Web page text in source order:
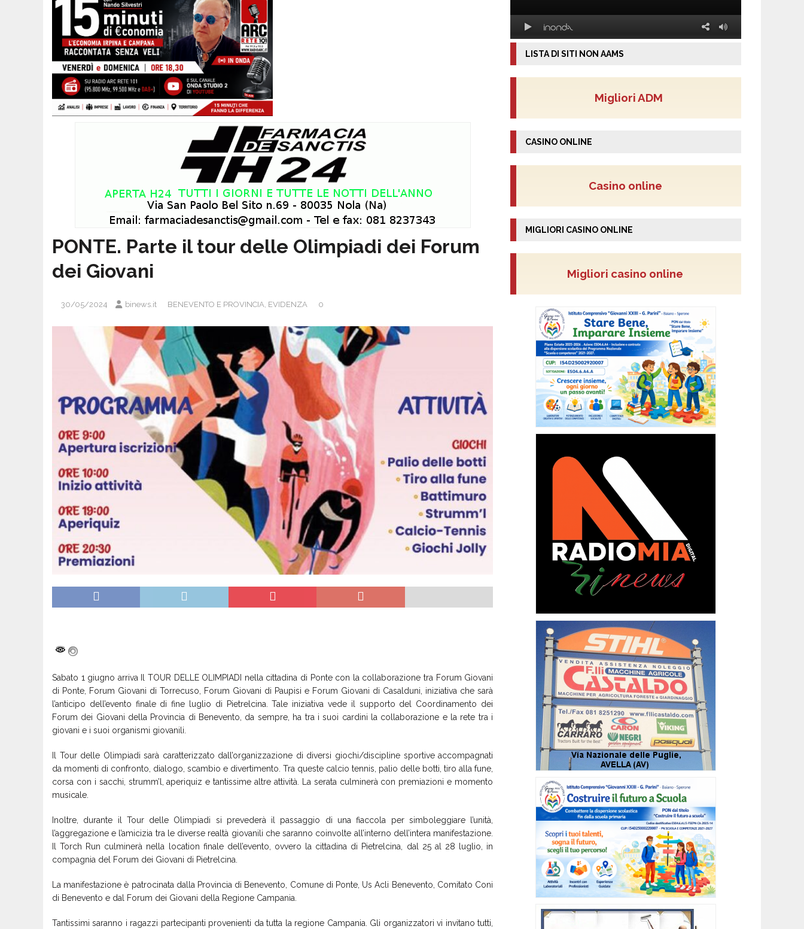
PONTE. Parte il tour delle Olimpiadi dei Forum
dei Giovani
30/05/2024 binews.it BENEVENTO E PROVINCIA, EVIDENZA 0
Sabato 1 giugno arriva Il TOUR DELLE OLIMPIADI nella cittadina di Ponte con la collaborazione tra Forum Giovani
di Ponte, Forum Giovani di Torrecuso, Forum Giovani di Paupisi e Forum Giovani di Casalduni, iniziativa che sarà
l’anticipo dell’evento finale di fine luglio di Pietrelcina. Tale iniziativa vede il supporto del Coordinamento dei
Forum dei Giovani della Provincia di Benevento, da sempre, ha tra i suoi cardini la collaborazione e la rete tra i
giovani e i suoi organismi giovanili.
Il Tour delle Olimpiadi sarà caratterizzato dall’organizzazione di diversi giochi/discipline sportive accompagnati
da momenti di confronto, dialogo, scambio e divertimento. Tra queste calcio tennis, palio delle botti, tiro alla fune,
corsa con i sacchi, strumm’l, aperiquiz e tantissime altre attività. La serata culminerà con premiazioni e momento
musicale.
Inoltre, durante il Tour delle Olimpiadi si prevederà il passaggio di una fiaccola per simboleggiare l’unità,
l’aggregazione e l’amicizia tra le diverse realtà giovanili che saranno coinvolte all’interno dell’intera manifestazione.
Il Torch Run culminerà nella location finale dell’evento, ovvero la cittadina di Pietrelcina, dal 25 al 28 luglio, in
compagnia del Forum dei Giovani di Pietrelcina.
La manifestazione è patrocinata dalla Provincia di Benevento, Comune di Ponte, Us Acli Benevento, Comitato Coni
di Benevento e dal Forum dei Giovani della Regione Campania.
Tantissimi saranno i ragazzi partecipanti provenienti da tutta la regione Campania. Gli organizzatori vi invitano tutti,
LISTA DI SITI NON AAMS
Migliori ADM
CASINO ONLINE
Casino online
MIGLIORI CASINO ONLINE
Migliori casino online